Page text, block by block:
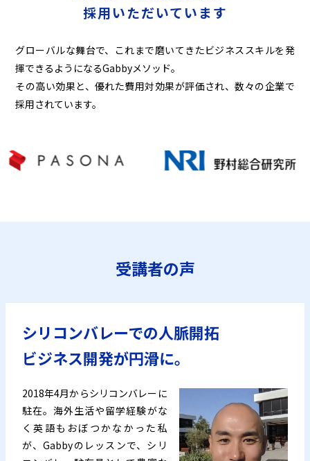
採用いただいています
グローバルな舞台で、これまで磨いてきたビジネススキルを発
揮できるようになるGabbyメソッド。
その高い効果と、優れた費用対効果が評価され、数々の企業で
採用されています。
受講者の声
シリコンバレーでの人脈開拓
ビジネス開発が円滑に。
2018年4月からシリコンバレーに
駐在。海外生活や留学経験がな
く英語もおぼつかなかった私
が、Gabbyのレッスンで、シリ